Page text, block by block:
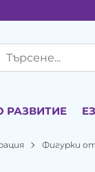
РАЗВИТИЕ
Фигурки